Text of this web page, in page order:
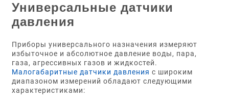
Универсальные датчики
давления
Приборы универсального назначения измеряют
избыточное и абсолютное давление воды, пара,
газа, агрессивных газов и жидкостей.
Малогабаритные датчики давления с широким
диапазоном измерений обладают следующими
характеристиками: